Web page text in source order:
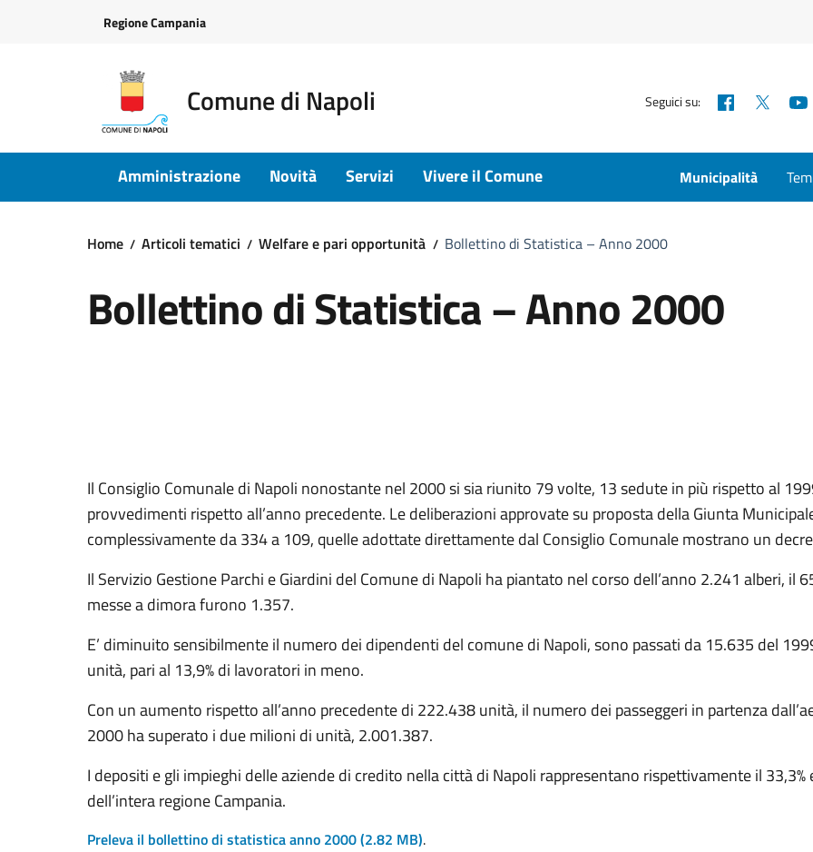
Regione Campania
Comune di Napoli Seguici su: Facebook
Amministrazione Novità Servizi Vivere il Comune Municipalità
Home Articoli tematici Welfare e pari opportunità Bollettino di Statistica – Anno 2000
Bollettino di Statistica – Anno 2000
Il Consiglio Comunale di Napoli nonostante nel 2000 si sia riunito 79 volte, 13 sedute in più rispetto al
provvedimenti rispetto all’anno precedente. Le deliberazioni approvate su proposta della Giunta
complessivamente da 334 a 109, quelle adottate direttamente dal Consiglio Comunale mostrano un
Il Servizio Gestione Parchi e Giardini del Comune di Napoli ha piantato nel corso dell’anno 2.241 alberi, il
messe a dimora furono 1.357.
E’ diminuito sensibilmente il numero dei dipendenti del comune di Napoli, sono passati da 15.635 del
unità, pari al 13,9% di lavoratori in meno.
Con un aumento rispetto all’anno precedente di 222.438 unità, il numero dei passeggeri in partenza
2000 ha superato i due milioni di unità, 2.001.387.
I depositi e gli impieghi delle aziende di credito nella città di Napoli rappresentano rispettivamente il 33,3%
dell’intera regione Campania.
Preleva il bollettino di statistica anno 2000(2.82 MB).